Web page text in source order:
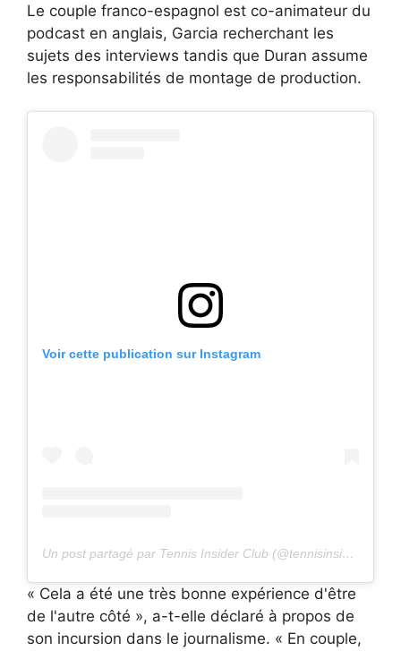
Le couple franco-espagnol est co-animateur du
podcast en anglais, Garcia recherchant les
sujets des interviews tandis que Duran assume
les responsabilités de montage de production.
Voir cette publication sur Instagram
Un post partagé par Tennis Insider Club (@tennisinsiderclub)
« Cela a été une très bonne expérience d'être
de l'autre côté », a-t-elle déclaré à propos de
son incursion dans le journalisme. « En couple,